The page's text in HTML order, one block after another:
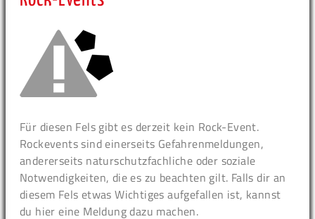
Für diesen Fels gibt es derzeit kein Rock-Event.
Rockevents sind einerseits Gefahrenmeldungen,
andererseits naturschutzfachliche oder soziale
Notwendigkeiten, die es zu beachten gilt. Falls dir an
diesem Fels etwas Wichtiges aufgefallen ist, kannst
du hier eine Meldung dazu machen.